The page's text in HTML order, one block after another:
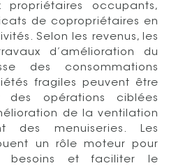
propriétaires occupants,
de copropriétaires en
Selon les revenus, les
d’amélioration du
des consommations
fragiles peuvent être
des opérations ciblées
de la ventilation
des menuiseries. Les
un rôle moteur pour
besoins et faciliter le